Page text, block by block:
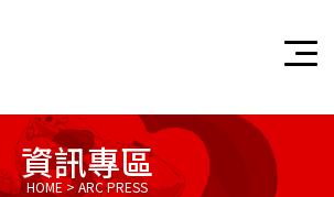
資訊專區
HOME > ARC PRESS